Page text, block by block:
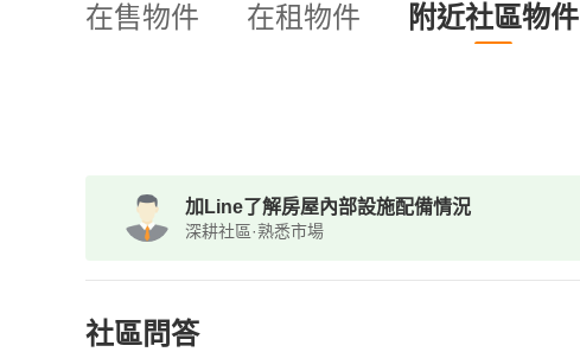
在售物件 在租物件 附近社區物件
加Line了解房屋內部設施配備情況
深耕社區·熟悉市場
社區問答